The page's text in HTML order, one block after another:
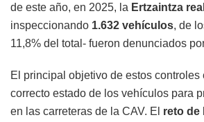
de este año, en 2025, la Ertzaintza
inspeccionando 1.632 vehículos, de
11,8% del total- fueron denunciados
El principal objetivo de estos controles
correcto estado de los vehículos para
en las carreteras de la CAV. El reto de